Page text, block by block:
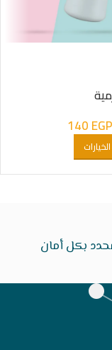
140EGP
بكل أمان